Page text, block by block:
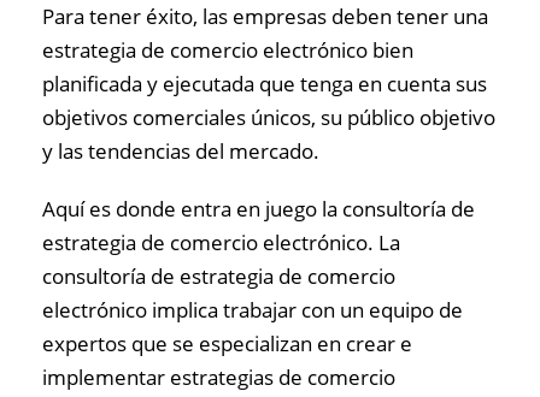
Para tener éxito, las empresas deben tener una
estrategia de comercio electrónico bien
planificada y ejecutada que tenga en cuenta sus
objetivos comerciales únicos, su público objetivo
y las tendencias del mercado.
Aquí es donde entra en juego la consultoría de
estrategia de comercio electrónico. La
consultoría de estrategia de comercio
electrónico implica trabajar con un equipo de
expertos que se especializan en crear e
implementar estrategias de comercio